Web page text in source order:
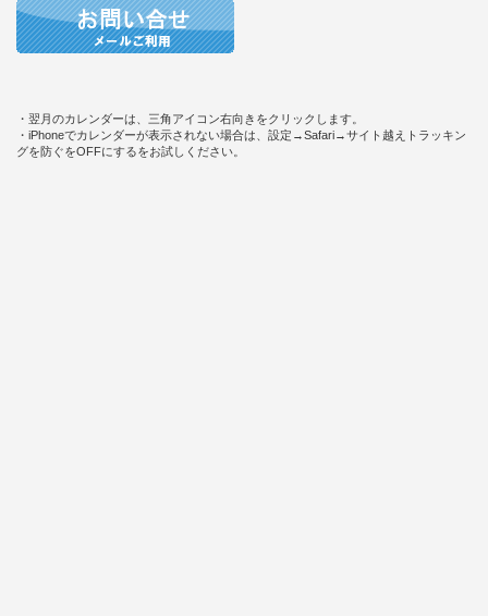
・翌月のカレンダーは、三角アイコン右向きをクリックします。
・iPhoneでカレンダーが表示されない場合は、設定→Safari→サイト越えトラッキン
グを防ぐをOFFにするをお試しください。